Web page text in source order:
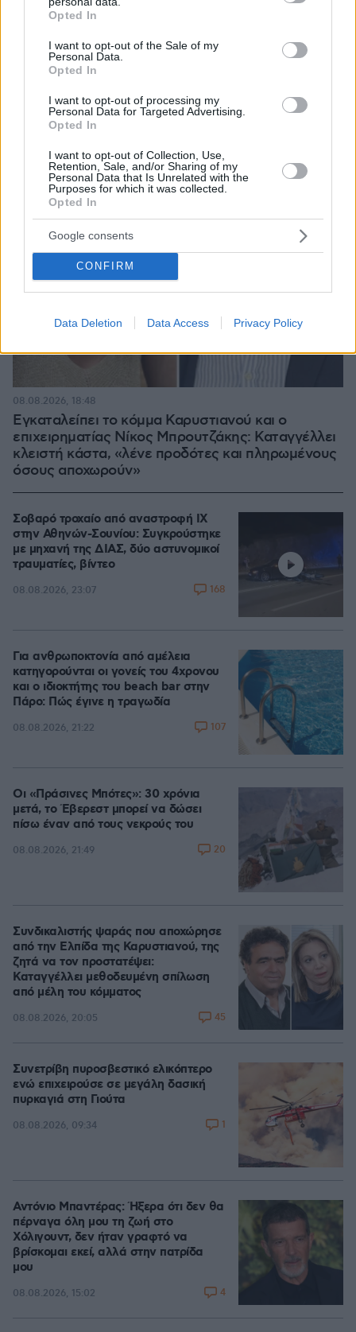
grant or deny consent to Google and its third-party tags to
use your data for below specified purposes in below Google
consent section.
Opted In
I want to opt-out of the Sale of my
Personal Data.
Opted In
I want to opt-out of processing my
Personal Data for Targeted Advertising.
Opted In
I want to opt-out of Collection, Use,
Retention, Sale, and/or Sharing of my
Personal Data that Is Unrelated with the
Purposes for which it was collected.
Opted In
Google consents
CONFIRM
Data Deletion Data Access Privacy Policy
χαρτοπετσέτα
Εγκαταλείπει το κόμμα Καρυστιανού και ο
επιχειρηματίας Νίκος Μπρουτζάκης: Καταγγέλλει
κλειστή κάστα, «λένε προδότες και πληρωμένους
όσους αποχωρούν»
08.08.2026, 18:48
Σοβαρό τροχαίο από αναστροφή ΙΧ
στην Αθηνών-Σουνίου: Συγκρούστηκε
με μηχανή της ΔΙΑΣ, δύο αστυνομικοί
τραυματίες, βίντεο
08.08.2026, 23:07 168
Για ανθρωποκτονία από αμέλεια
κατηγορούνται οι γονείς του 4χρονου
και ο ιδιοκτήτης του beach bar στην
Πάρο: Πώς έγινε η τραγωδία
08.08.2026, 21:22 107
Οι «Πράσινες Μπότες»: 30 χρόνια
μετά, το Έβερεστ μπορεί να δώσει
πίσω έναν από τους νεκρούς του
08.08.2026, 21:49 20
Συνδικαλιστής ψαράς που αποχώρησε
από την Ελπίδα της Καρυστιανού, της
ζητά να τον προστατέψει:
Καταγγέλλει μεθοδευμένη σπίλωση
από μέλη του κόμματος
08.08.2026, 20:05 45
Συνετρίβη πυροσβεστικό ελικόπτερο
ενώ επιχειρούσε σε μεγάλη δασική
πυρκαγιά στη Γιούτα
08.08.2026, 09:34 1
Αντόνιο Μπαντέρας: Ήξερα ότι δεν θα
πέρναγα όλη μου τη ζωή στο
Χόλιγουντ, δεν ήταν γραφτό να
βρίσκομαι εκεί, αλλά στην πατρίδα
μου
08.08.2026, 15:02 4